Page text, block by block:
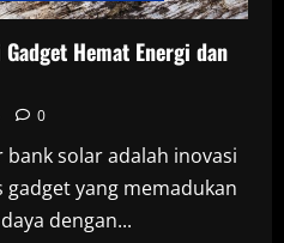
Hemat Energi dan
0
solar adalah inovasi
yang memadukan
dengan...